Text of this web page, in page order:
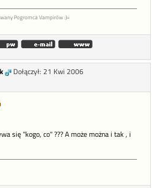
Pogromca Vampirów :)=
Dołączył: 21 Kwi 2006
się "kogo, co" ??? A może można i tak , i